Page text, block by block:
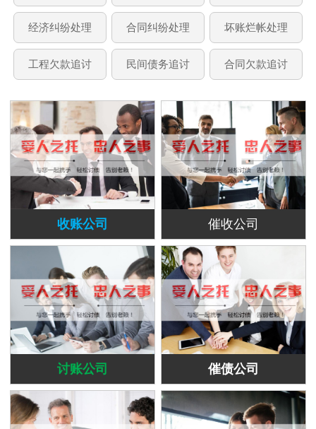
经济纠纷处理 合同纠纷处理 坏账烂帐处理
工程欠款追讨 民间债务追讨 合同欠款追讨
收账公司 催收公司
讨账公司 催债公司